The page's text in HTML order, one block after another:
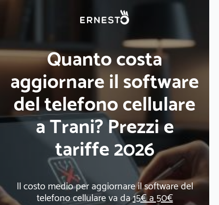
Quanto costa
aggiornare il software
del telefono cellulare
a Trani? Prezzi e
tariffe 2026
Il costo medio per aggiornare il software del
telefono cellulare va da15€ a 50€